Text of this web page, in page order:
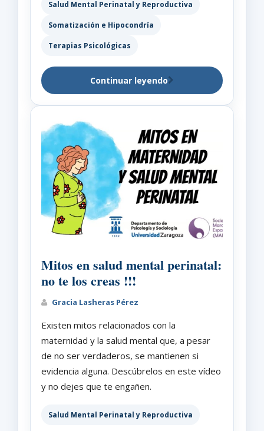
Salud Mental Perinatal y Reproductiva
Somatización e Hipocondría
Terapias Psicológicas
Continuar leyendo
Mitos en salud mental perinatal:
no te los creas !!!
Gracia Lasheras Pérez
Existen mitos relacionados con la
maternidad y la salud mental que, a pesar
de no ser verdaderos, se mantienen si
evidencia alguna. Descúbrelos en este vídeo
y no dejes que te engañen.
Salud Mental Perinatal y Reproductiva